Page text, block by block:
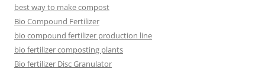
best way to make compost
Bio Compound Fertilizer
bio compound fertilizer production line
bio fertilizer composting plants
Bio fertilizer Disc Granulator